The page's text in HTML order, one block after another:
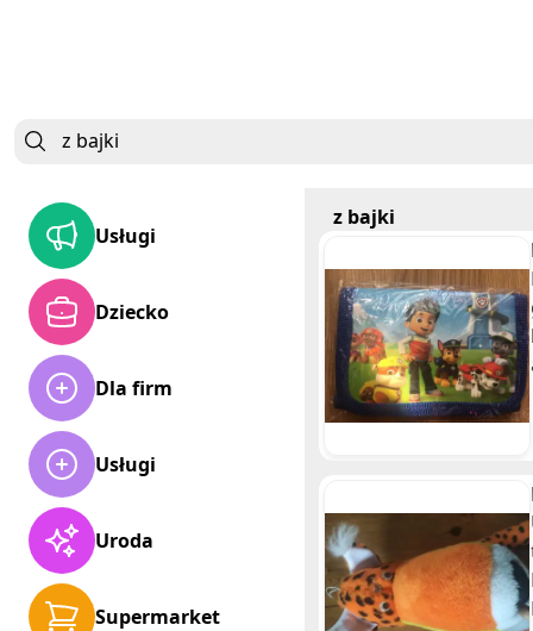
Usługi
Dziecko
Dla firm
Usługi
Uroda
Supermarket
z bajki